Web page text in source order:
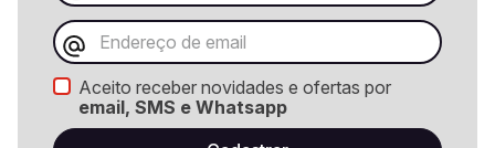
Aceito receber novidades e ofertas por
email, SMS e Whatsapp